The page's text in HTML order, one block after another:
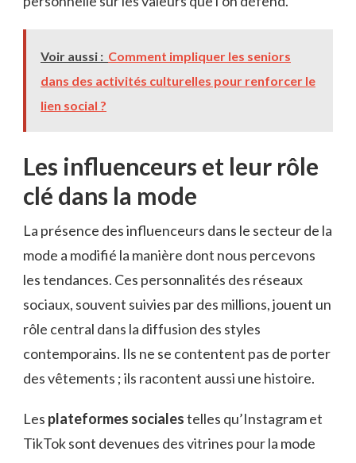
Voir aussi : Comment impliquer les seniors
dans des activités culturelles pour renforcer le
lien social ?
Les influenceurs et leur rôle
clé dans la mode
La présence des influenceurs dans le secteur de la
mode a modifié la manière dont nous percevons
les tendances. Ces personnalités des réseaux
sociaux, souvent suivies par des millions, jouent un
rôle central dans la diffusion des styles
contemporains. Ils ne se contentent pas de porter
des vêtements ; ils racontent aussi une histoire.
Les plateformes socialestelles qu’Instagram et
TikTok sont devenues des vitrines pour la mode